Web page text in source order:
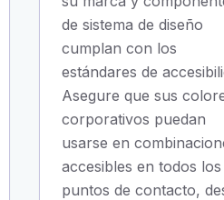
de sistema de diseño
cumplan con los
estándares de
Asegure que sus
corporativos puedan
usarse en
accesibles en todos los
puntos de contacto,